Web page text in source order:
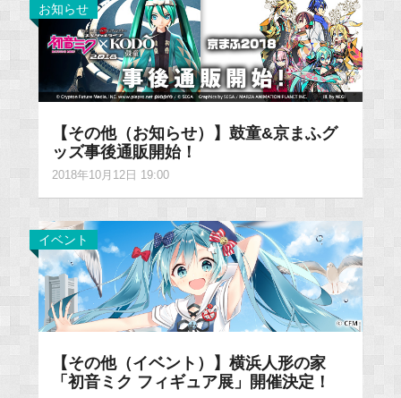
お知らせ
【その他（お知らせ）】鼓童&京まふグ
ッズ事後通販開始！
2018年10月12日 19:00
イベント
【その他（イベント）】横浜人形の家
「初音ミク フィギュア展」開催決定！